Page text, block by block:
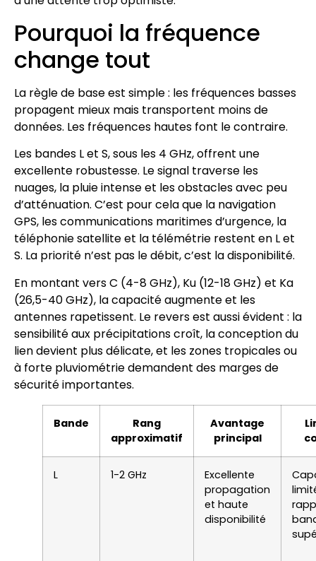
Pourquoi la fréquence
change tout
La règle de base est simple : les fréquences basses
propagent mieux mais transportent moins de
données. Les fréquences hautes font le contraire.
Les bandes L et S, sous les 4 GHz, offrent une
excellente robustesse. Le signal traverse les
nuages, la pluie intense et les obstacles avec peu
d’atténuation. C’est pour cela que la navigation
GPS, les communications maritimes d’urgence, la
téléphonie satellite et la télémétrie restent en L et
S. La priorité n’est pas le débit, c’est la disponibilité.
En montant vers C (4-8 GHz), Ku (12-18 GHz) et Ka
(26,5-40 GHz), la capacité augmente et les
antennes rapetissent. Le revers est aussi évident : la
sensibilité aux précipitations croît, la conception du
lien devient plus délicate, et les zones tropicales ou
à forte pluviométrie demandent des marges de
sécurité importantes.
Bande
Rang
approximatif
Avantage
principal
L 1-2 GHz
Excellente
propagation
et haute
disponibilité